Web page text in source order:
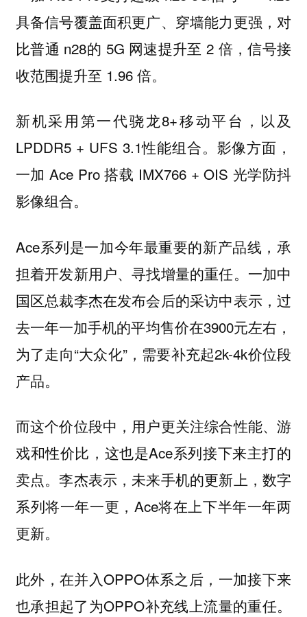
具备信号覆盖面积更广、穿墙能力更强，对
比普通 n28的 5G 网速提升至 2 倍，信号接
收范围提升至 1.96 倍。
新机采用第一代骁龙8+移动平台，以及
LPDDR5 + UFS 3.1性能组合。影像方面，
一加 Ace Pro 搭载 IMX766 + OIS 光学防抖
影像组合。
Ace系列是一加今年最重要的新产品线，承
担着开发新用户、寻找增量的重任。一加中
国区总裁李杰在发布会后的采访中表示，过
去一年一加手机的平均售价在3900元左右，
为了走向“大众化”，需要补充起2k-4k价位段
产品。
而这个价位段中，用户更关注综合性能、游
戏和性价比，这也是Ace系列接下来主打的
卖点。李杰表示，未来手机的更新上，数字
系列将一年一更，Ace将在上下半年一年两
更新。
此外，在并入OPPO体系之后，一加接下来
也承担起了为OPPO补充线上流量的重任。